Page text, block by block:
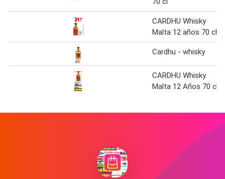
CARDHU Whisky
Malta 12 años 70 cl
Cardhu - whisky
CARDHU Whisky
Malta 12 Años 70 cl